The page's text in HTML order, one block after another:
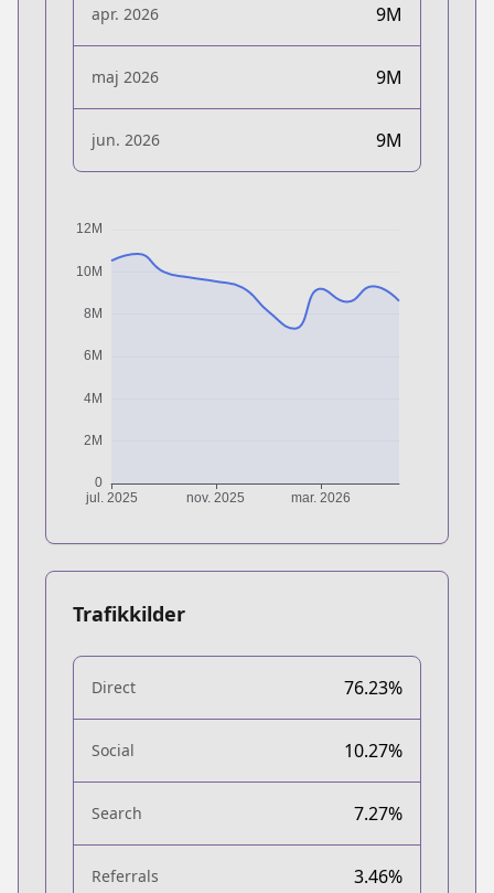
apr. 2026 9M
maj 2026 9M
jun. 2026 9M
Trafikkilder
Direct 76.23%
Social 10.27%
Search 7.27%
Referrals 3.46%